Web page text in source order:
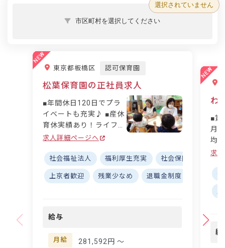
選択されていません
市区町村を選択してください
東京都板橋区 認可保育園
松葉保育園の正社員求人
■年間休日120日でプラ
イベートも充実♪ ■産休
育休実績あり！ライフス
テージに寄り添う ■賞与
給！（過去実績） ■昇給
昇進あり！キャリアアッ
プを応援 ーー【子ども
園では、子どもたち一人
た保育を実践しています
求人詳細ページへ
社会福祉法人 福利厚生充実 社会保険完備 寮
上京者歓迎 残業少なめ 退職金制度 昇給昇
給与
月給
281,592円 〜
わ
■賞
月
均
フ
ま
ー
い"
と
求
給